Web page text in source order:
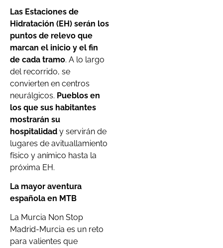
Las Estaciones de
Hidratación (EH) serán los
puntos de relevo que
marcan el inicio y el fin
de cada tramo. A lo largo
del recorrido, se
convierten en centros
neurálgicos. Pueblos en
los que sus habitantes
mostrarán su
hospitalidad y servirán de
lugares de avituallamiento
físico y anímico hasta la
próxima EH.
La mayor aventura
española en MTB
La Murcia Non Stop
Madrid-Murcia es un reto
para valientes que